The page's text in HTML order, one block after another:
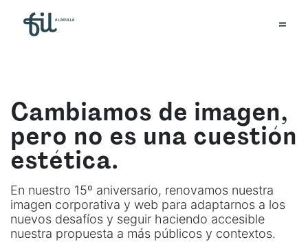
Cambiamos de imagen,
pero no es una cuestión
estética.
En nuestro 15º aniversario, renovamos nuestra
imagen corporativa y web para adaptarnos a los
nuevos desafíos y seguir haciendo accesible
nuestra propuesta a más públicos y contextos.